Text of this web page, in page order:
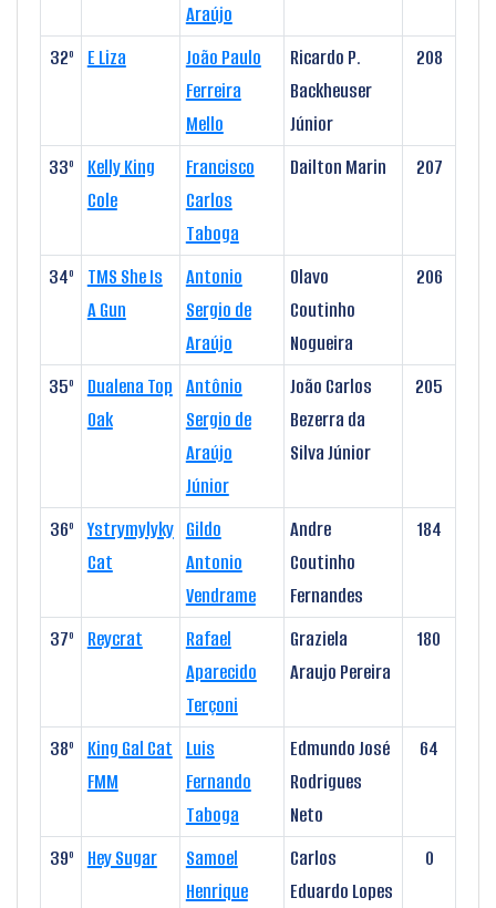
Araújo
32º E Liza
João Paulo
Ferreira
Mello
Ricardo P.
Backheuser
Júnior
208
33º Kelly King
Cole
Francisco
Carlos
Taboga
Dailton Marin 207
34º TMS She Is
A Gun
Antonio
Sergio de
Araújo
Olavo
Coutinho
Nogueira
206
35º Dualena Top
Oak
Antônio
Sergio de
Araújo
Júnior
João Carlos
Bezerra da
Silva Júnior
205
36º Ystrymylyky
Cat
Gildo
Antonio
Vendrame
Andre
Coutinho
Fernandes
184
37º Reycrat
Rafael
Aparecido
Terçoni
Graziela
Araujo Pereira
180
38º
King Gal Cat
FMM
Luis
Fernando
Taboga
Edmundo José
Rodrigues
Neto
64
39º Hey Sugar
Samoel
Henrique
Carlos
Eduardo Lopes
0